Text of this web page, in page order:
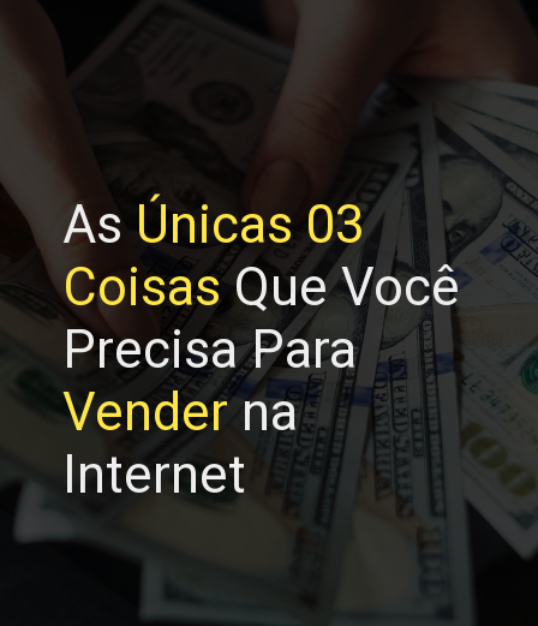
As Únicas 03
CoisasQue Você
Precisa Para
Venderna
Internet